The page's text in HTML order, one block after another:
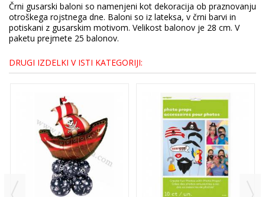
Črni gusarski baloni so namenjeni kot dekoracija ob praznovanju
otroškega rojstnega dne. Baloni so iz lateksa, v črni barvi in
potiskani z gusarskim motivom. Velikost balonov je 28 cm. V
paketu prejmete 25 balonov.
DRUGI IZDELKI V ISTI KATEGORIJI: